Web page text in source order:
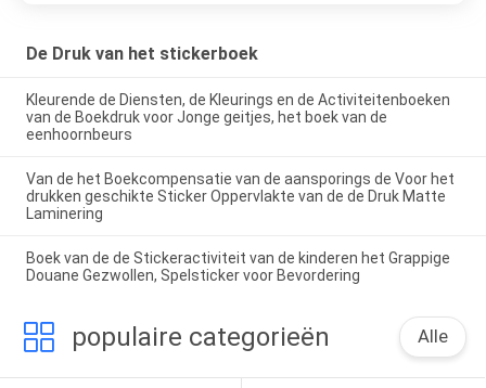
De Druk van het stickerboek
Kleurende de Diensten, de Kleurings en de Activiteitenboeken
van de Boekdruk voor Jonge geitjes, het boek van de
eenhoornbeurs
Van de het Boekcompensatie van de aansporings de Voor het
drukken geschikte Sticker Oppervlakte van de de Druk Matte
Laminering
Boek van de de Stickeractiviteit van de kinderen het Grappige
Douane Gezwollen, Spelsticker voor Bevordering
populaire categorieën Alle